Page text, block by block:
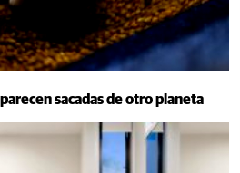
sacadas de otro planeta